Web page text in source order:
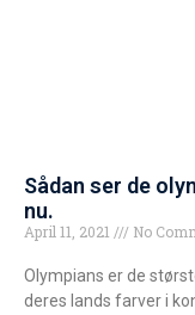
Sådan ser de
nu.
April 11, 2021 No
Olympians er de
deres lands farver i